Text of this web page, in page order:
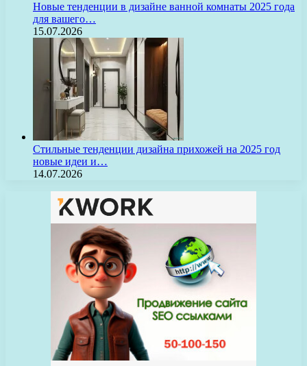
Новые тенденции в дизайне ванной комнаты 2025 года
для вашего…
15.07.2026
Стильные тенденции дизайна прихожей на 2025 год
новые идеи и…
14.07.2026